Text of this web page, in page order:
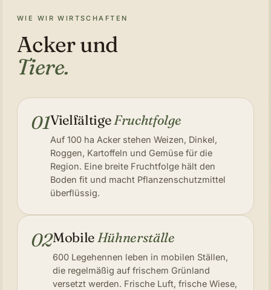
WIE WIR WIRTSCHAFTEN
Acker und
Tiere.
01VielfältigeFruchtfolge
Auf 100 ha Acker stehen Weizen, Dinkel,
Roggen, Kartoffeln und Gemüse für die
Region. Eine breite Fruchtfolge hält den
Boden fit und macht Pflanzenschutzmittel
überflüssig.
02MobileHühnerställe
600 Legehennen leben in mobilen Ställen,
die regelmäßig auf frischem Grünland
versetzt werden. Frische Luft, frische Wiese,